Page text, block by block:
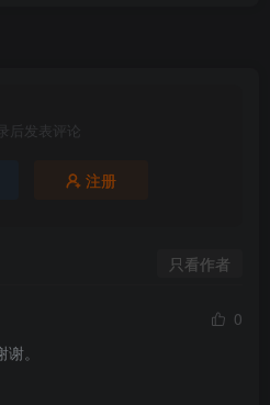
后发表评论
注册
只看作者
0
。